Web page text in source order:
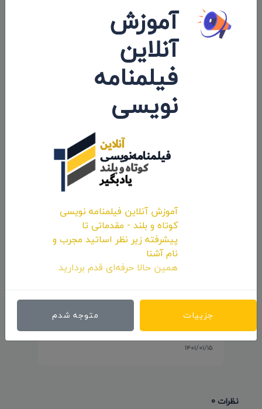
حضور انیمیشن کوتاه «پوتین» سید محسن
اسپانیا
۱۴۰۱/۰۱/۱۵
نظرات 0
آموزش
آنلاین
فیلمنامه
نویسی
آموزش آنلاین فیلمنامه نویسی
کوتاه و بلند - مقدماتی تا
پیشرفته زیر نظر اساتید مجرب و
نام آشنا
همین حالا حرفه‌ای قدم بردارید.
جزییات متوجه شدم